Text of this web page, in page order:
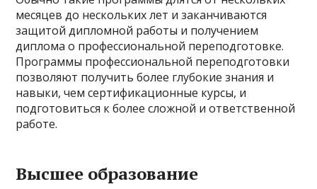
месяцев до нескольких лет и заканчиваются
защитой дипломной работы и получением
диплома о профессиональной переподготовке.
Программы профессиональной переподготовки
позволяют получить более глубокие знания и
навыки, чем сертификационные курсы, и
подготовиться к более сложной и ответственной
работе.
Высшее образование